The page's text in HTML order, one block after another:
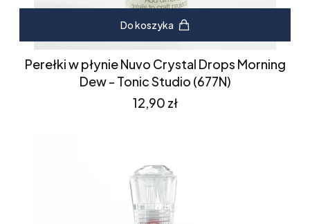
Do koszyka
Perełki w płynie Nuvo Crystal Drops Morning
Dew - Tonic Studio (677N)
Cena
12,90 zł